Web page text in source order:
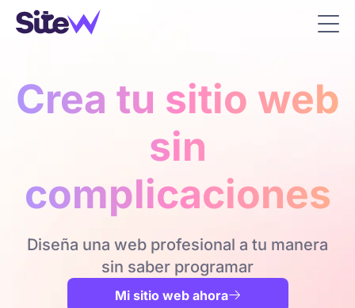
Crea tu sitio web
sin
complicaciones
Diseña una web profesional a tu manera
sin saber programar

Mi sitio web ahora